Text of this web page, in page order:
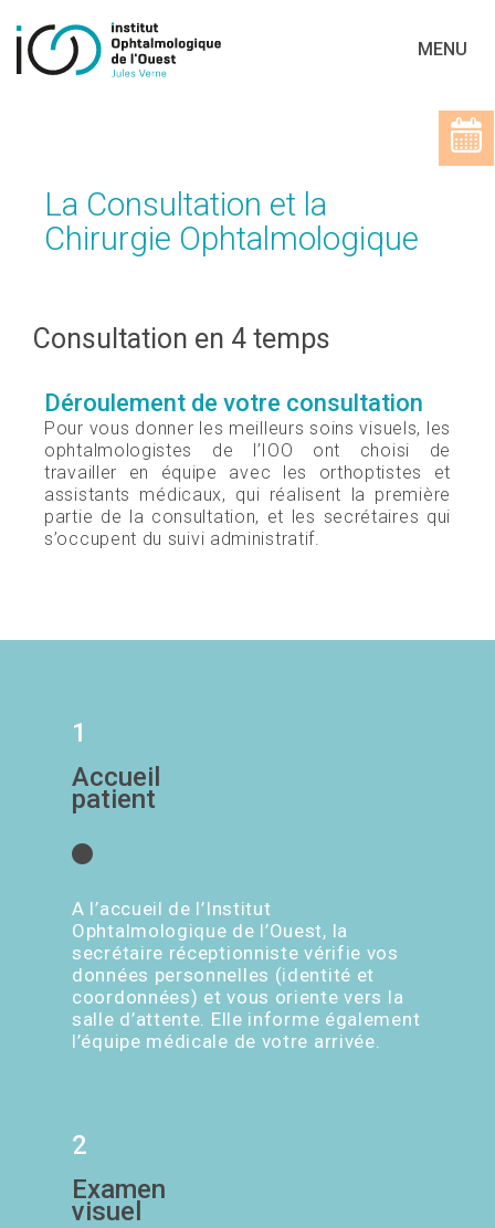
MENU
La Consultation et la
Chirurgie Ophtalmologique
Consultation en 4 temps
Déroulement de votre consultation
Pour vous donner les meilleurs soins visuels, les
ophtalmologistes de l’IOO ont choisi de
travailler en équipe avec les orthoptistes et
assistants médicaux, qui réalisent la première
partie de la consultation, et les secrétaires qui
s’occupent du suivi administratif.
1
Accueil
patient
A l’accueil de l’Institut
Ophtalmologique de l’Ouest, la
secrétaire réceptionniste vérifie vos
données personnelles (identité et
coordonnées) et vous oriente vers la
salle d’attente. Elle informe également
l’équipe médicale de votre arrivée.
2
Examen
visuel